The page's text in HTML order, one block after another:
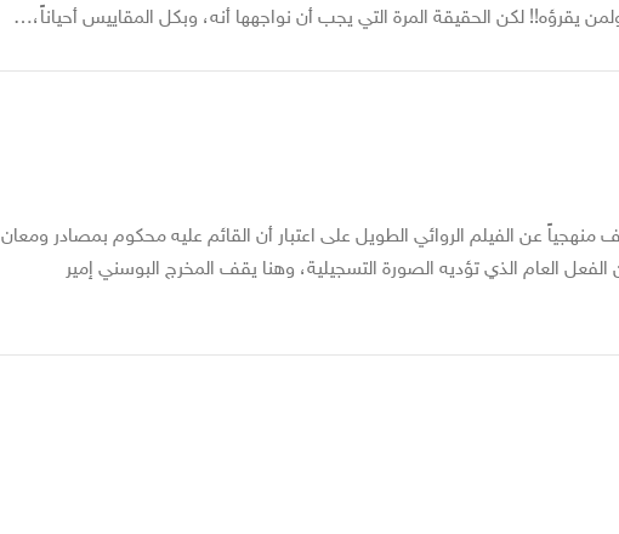
يقرؤه!! لكن الحقيقة المرة التي يجب أن نواجهها أنه، وبكل المقاييس أحياناً،…
منهجياً عن الفيلم الروائي الطويل على اعتبار أن القائم عليه محكوم بمصادر ومعان
العام الذي تؤديه الصورة التسجيلية، وهنا يقف المخرج البوسني إمير